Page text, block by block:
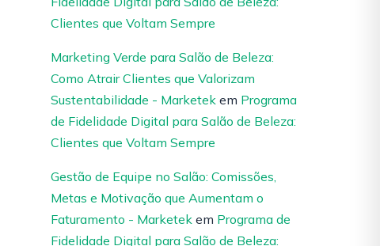
Clientes que Voltam Sempre
Marketing Verde para Salão de Beleza:
Como Atrair Clientes que Valorizam
Sustentabilidade - Marketek em Programa
de Fidelidade Digital para Salão de Beleza:
Clientes que Voltam Sempre
Gestão de Equipe no Salão: Comissões,
Metas e Motivação que Aumentam o
Faturamento - Marketek em Programa de
Fidelidade Digital para Salão de Beleza: